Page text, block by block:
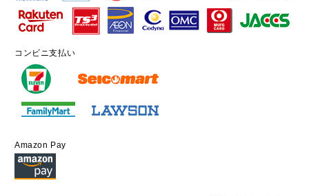
コンビニ支払い
Amazon Pay